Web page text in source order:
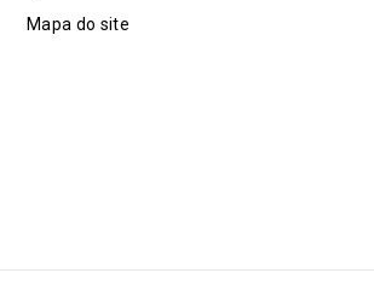
Mapa do site